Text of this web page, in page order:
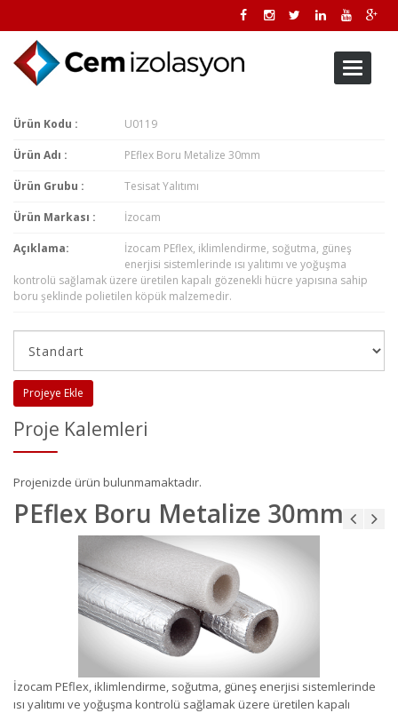
Toggle
Ürün Kodu : U0119
Ürün Adı : PEflex Boru Metalize 30mm
Ürün Grubu : Tesisat Yalıtımı
Ürün Markası : İzocam
Açıklama:
İzocam PEflex, iklimlendirme, soğutma, güneş
enerjisi sistemlerinde ısı yalıtımı ve yoğuşma
kontrolü sağlamak üzere üretilen kapalı gözenekli hücre yapısına sahip
boru şeklinde polietilen köpük malzemedir.
Projeye Ekle
Proje Kalemleri
Projenizde ürün bulunmamaktadır.
PEflex Boru Metalize 30mm
İzocam PEflex, iklimlendirme, soğutma, güneş enerjisi sistemlerinde
ısı yalıtımı ve yoğuşma kontrolü sağlamak üzere üretilen kapalı